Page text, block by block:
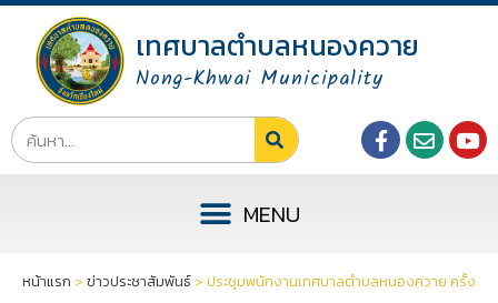
เทศบาลตำบลหนองควาย
Nong-Khwai Municipality
หน้าแรก > ข่าวประชาสัมพันธ์ > ประชุมพนักงานเทศบาลตำบลหนองควาย ครั้งที่